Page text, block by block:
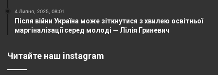
4 Липня, 2025, 08:01
Після війни Україна може зіткнутися з хвилею освітньої
маргіналізації серед молоді — Лілія Гриневич
Читайте наш instagram